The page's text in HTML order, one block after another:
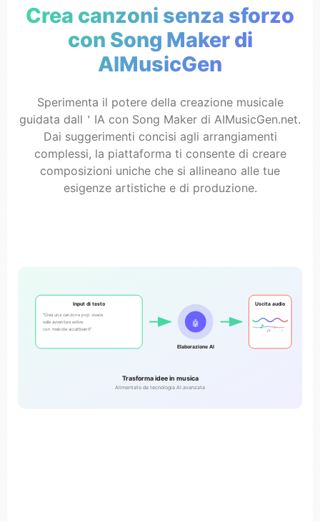
Crea canzoni senza sforzo
con Song Maker di
AIMusicGen
Sperimenta il potere della creazione musicale
guidata dall＇IA con Song Maker di AIMusicGen.net.
Dai suggerimenti concisi agli arrangiamenti
complessi, la piattaforma ti consente di creare
composizioni uniche che si allineano alle tue
esigenze artistiche e di produzione.
Input di testo
"Crea una canzone pop vivace
sulle avventure estive
con melodie accattivanti"
🤖
Elaborazione AI
Uscita audio
🎵
🎶
♪ ♫
Trasforma idee in musica
Alimentato da tecnologia AI avanzata